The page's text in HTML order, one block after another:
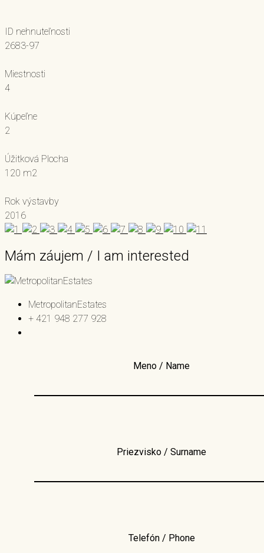
ID nehnuteľnosti
2683-97
Miestnosti
4
Kúpeľne
2
Úžitková Plocha
120 m2
Rok výstavby
2016
Mám záujem / I am interested
MetropolitanEstates
+ 421 948 277 928
Meno / Name
Priezvisko / Surname
Telefón / Phone